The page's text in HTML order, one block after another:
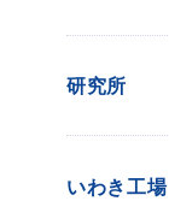
研究所
いわき工場